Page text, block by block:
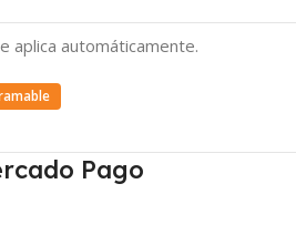
aplica automáticamente.
Pago